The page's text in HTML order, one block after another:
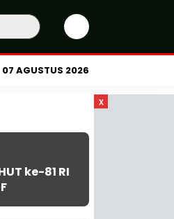
07 AGUSTUS 2026
x
ke-81 RI